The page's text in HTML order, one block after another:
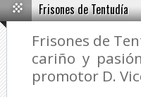
Frisones de Tentudía
Frisones de
cariño y
promotor D.